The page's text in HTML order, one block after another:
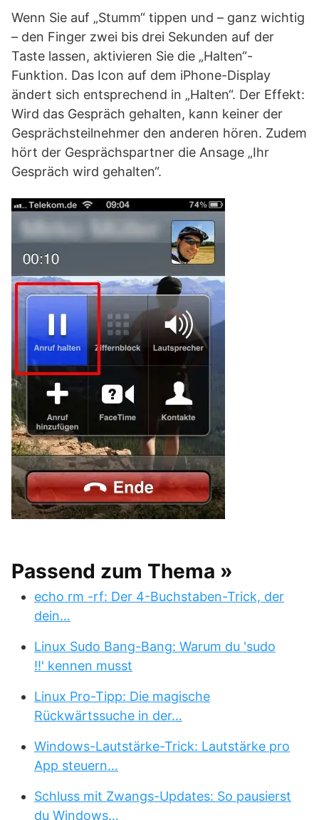
Wenn Sie auf „Stumm“ tippen und – ganz wichtig
– den Finger zwei bis drei Sekunden auf der
Taste lassen, aktivieren Sie die „Halten“-
Funktion. Das Icon auf dem iPhone-Display
ändert sich entsprechend in „Halten“. Der Effekt:
Wird das Gespräch gehalten, kann keiner der
Gesprächsteilnehmer den anderen hören. Zudem
hört der Gesprächspartner die Ansage „Ihr
Gespräch wird gehalten“.
Passend zum Thema »
echo rm -rf: Der 4-Buchstaben-Trick, der
dein…
Linux Sudo Bang-Bang: Warum du 'sudo
!!' kennen musst
Linux Pro-Tipp: Die magische
Rückwärtssuche in der…
Windows-Lautstärke-Trick: Lautstärke pro
App steuern…
Schluss mit Zwangs-Updates: So pausierst
du Windows…